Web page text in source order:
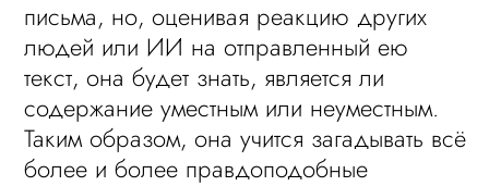
письма, но, оценивая реакцию других
людей или ИИ на отправленный ею
текст, она будет знать, является ли
содержание уместным или неуместным.
Таким образом, она учится загадывать всё
более и более правдоподобные